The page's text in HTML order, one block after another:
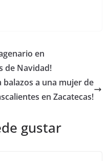
en
de Navidad!
balazos a una mujer de
en Zacatecas!
gustar